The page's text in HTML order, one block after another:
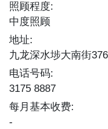
照顾程度:
中度照顾
地址:
九龙深水埗大南街
电话号码:
3175 8887
每月基本收费:
-